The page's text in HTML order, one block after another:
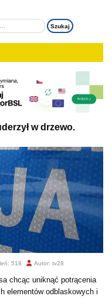
w drzewo.
518 Autor: tv28
chcąc uniknąć potrącenia
elementów odblaskowych i